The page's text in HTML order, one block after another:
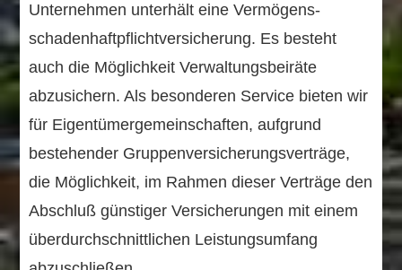
Unternehmen unterhält eine Vermögens­
schaden­haftpflicht­versicherung. Es besteht
auch die Möglichkeit Verwaltungs­beiräte
abzusichern. Als besonderen Service bieten wir
für Eigentümer­gemeinschaften, aufgrund
bestehender Gruppen­versicherungs­verträge,
die Möglichkeit, im Rahmen dieser Verträge den
Abschluß günstiger Versicherungen mit einem
über­durch­schnittlichen Leistungs­umfang